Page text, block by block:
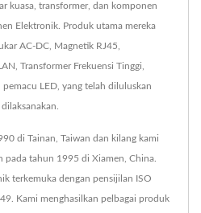
kuasa, transformer, dan komponen
Elektronik. Produk utama mereka
AC-DC, Magnetik RJ45,
Transformer Frekuensi Tinggi,
LED, yang telah diluluskan
di Tainan, Taiwan dan kilang kami
tahun 1995 di Xiamen, China.
terkemuka dengan pensijilan ISO
Kami menghasilkan pelbagai produk